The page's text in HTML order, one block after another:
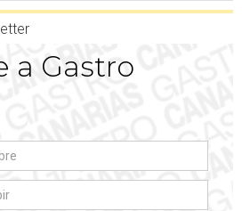
a Gastro